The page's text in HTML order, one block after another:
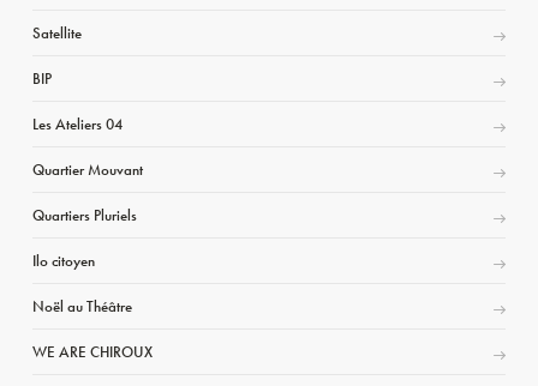
Satellite
BIP
Les Ateliers 04
Quartier Mouvant
Quartiers Pluriels
Ilo citoyen
Noël au Théâtre
WE ARE CHIROUX